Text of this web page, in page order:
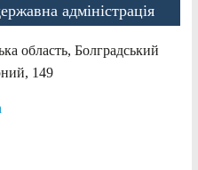
адміністрація
область, Болградський
149